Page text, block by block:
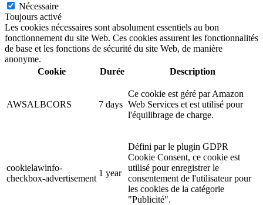
Nécessaire
Toujours activé
Les cookies nécessaires sont absolument essentiels au bon
fonctionnement du site Web. Ces cookies assurent les fonctionnalités
de base et les fonctions de sécurité du site Web, de manière
anonyme.
Cookie
Durée Description
AWSALBCORS 7 days
Ce cookie est géré par Amazon
Web Services et est utilisé pour
l'équilibrage de charge.
cookielawinfo-
checkbox-advertisement
1 year
Défini par le plugin GDPR
Cookie Consent, ce cookie est
utilisé pour enregistrer le
consentement de l'utilisateur pour
les cookies de la catégorie
"Publicité".